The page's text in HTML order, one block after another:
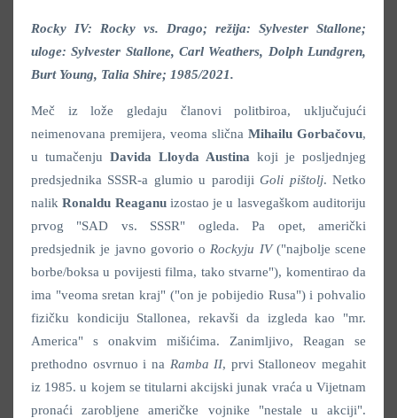
Rocky IV: Rocky vs. Drago; režija: Sylvester Stallone;
uloge: Sylvester Stallone, Carl Weathers, Dolph Lundgren,
Burt Young, Talia Shire; 1985/2021.
Meč iz lože gledaju članovi politbiroa, uključujući
neimenovana premijera, veoma slična Mihailu Gorbačovu,
u tumačenju Davida Lloyda Austina koji je posljednjeg
predsjednika SSSR-a glumio u parodijiGoli pištolj. Netko
nalikRonaldu Reaganuizostao je u lasvegaškom auditoriju
prvog "SAD vs. SSSR" ogleda. Pa opet, američki
predsjednik je javno govorio o Rockyju IV("najbolje scene
borbe/boksa u povijesti filma, tako stvarne"), komentirao da
ima "veoma sretan kraj" ("on je pobijedio Rusa") i pohvalio
fizičku kondiciju Stallonea, rekavši da izgleda kao "mr.
America" s onakvim mišićima. Zanimljivo, Reagan se
prethodno osvrnuo i na Ramba II, prvi Stalloneov megahit
iz 1985. u kojem se titularni akcijski junak vraća u Vijetnam
pronaći zarobljene američke vojnike "nestale u akciji".